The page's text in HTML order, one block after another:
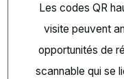
Les codes QR
visite peuvent
opportunités de
scannable qui se